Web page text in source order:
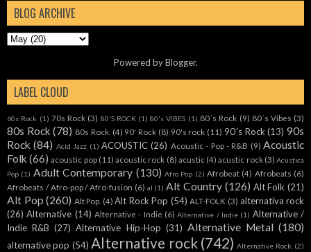
BLOG ARCHIVE
Powered byBlogger.
LABEL CLOUD
60s Rock (1) 70s Rock (3) 80'S ROCK (1) 80's VIBES (1) 80´s Rock (9) 80´s Vibes (3)
80s Rock (78) 80s Rock. (4) 90' Rock (8) 90's rock (11) 90´s Rock (13) 90s
Rock (84) Acid Jazz (1) ACOUSTIC (26) Acoustic - Pop - R&B (9) Acoustic
Folk (66) acoustic pop (11) acoustic rock (8) acustic (4) acustic rock (3) Acústica
Pop (1) Adult Contemporary (130) Afro Pop (2) Afrobeat (4) Afrobeats (6)
Afrobeats / Afro-pop / Afro-fusion (6) al (1) Alt Country (126) Alt Folk (21)
Alt Pop (260) Alt Pop. (4) Alt Rock Pop (54) ALT-FOLK (3) alternativa rock
(26) Alternative (14) Alternative - Indie (6) Alternative / Indie (1) Alternative /
Indie R&B (27) Alternative Hip-Hop (31) Alternative Metal (180)
alternative pop (54) Alternative rock (742) Alternative Rock. (2)